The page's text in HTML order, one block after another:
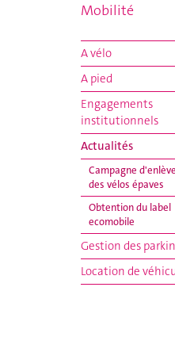
Mobilité
A vélo
A pied
Engagements
institutionnels
Actualités
Campagne
des vélos épaves
Obtention du label
ecomobile
Gestion des
Location de